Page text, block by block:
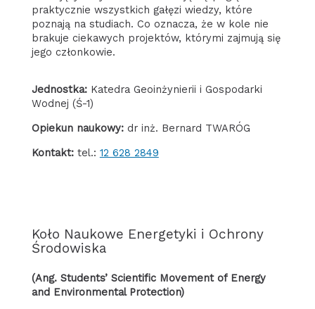
praktycznie wszystkich gałęzi wiedzy, które
poznają na studiach. Co oznacza, że w kole nie
brakuje ciekawych projektów, którymi zajmują się
jego członkowie.
Jednostka:Katedra Geoinżynierii i Gospodarki
Wodnej (Ś-1)
Opiekun naukowy: dr inż. Bernard TWARÓG
Kontakt: tel.: 12 628 2849
Koło Naukowe Energetyki i Ochrony
Środowiska
(ang. Students’ Scientific Movement of Energy
and Environmental Protection)